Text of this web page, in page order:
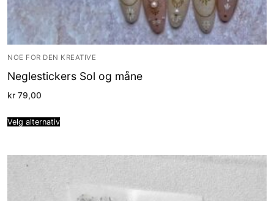
NOE FOR DEN KREATIVE
Neglestickers Sol og måne
kr 79,00
Velg alternativ